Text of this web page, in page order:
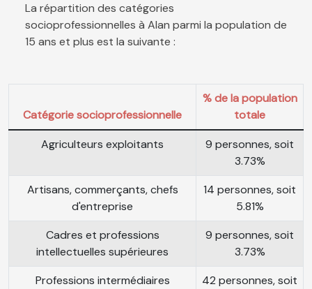
La répartition des catégories
socioprofessionnelles à Alan parmi la population de
15 ans et plus est la suivante :
Catégorie socioprofessionnelle
% de la population
totale
Agriculteurs exploitants
9 personnes, soit
3.73%
Artisans, commerçants, chefs
d'entreprise
14 personnes, soit
5.81%
Cadres et professions
intellectuelles supérieures
9 personnes, soit
3.73%
Professions intermédiaires
42 personnes, soit